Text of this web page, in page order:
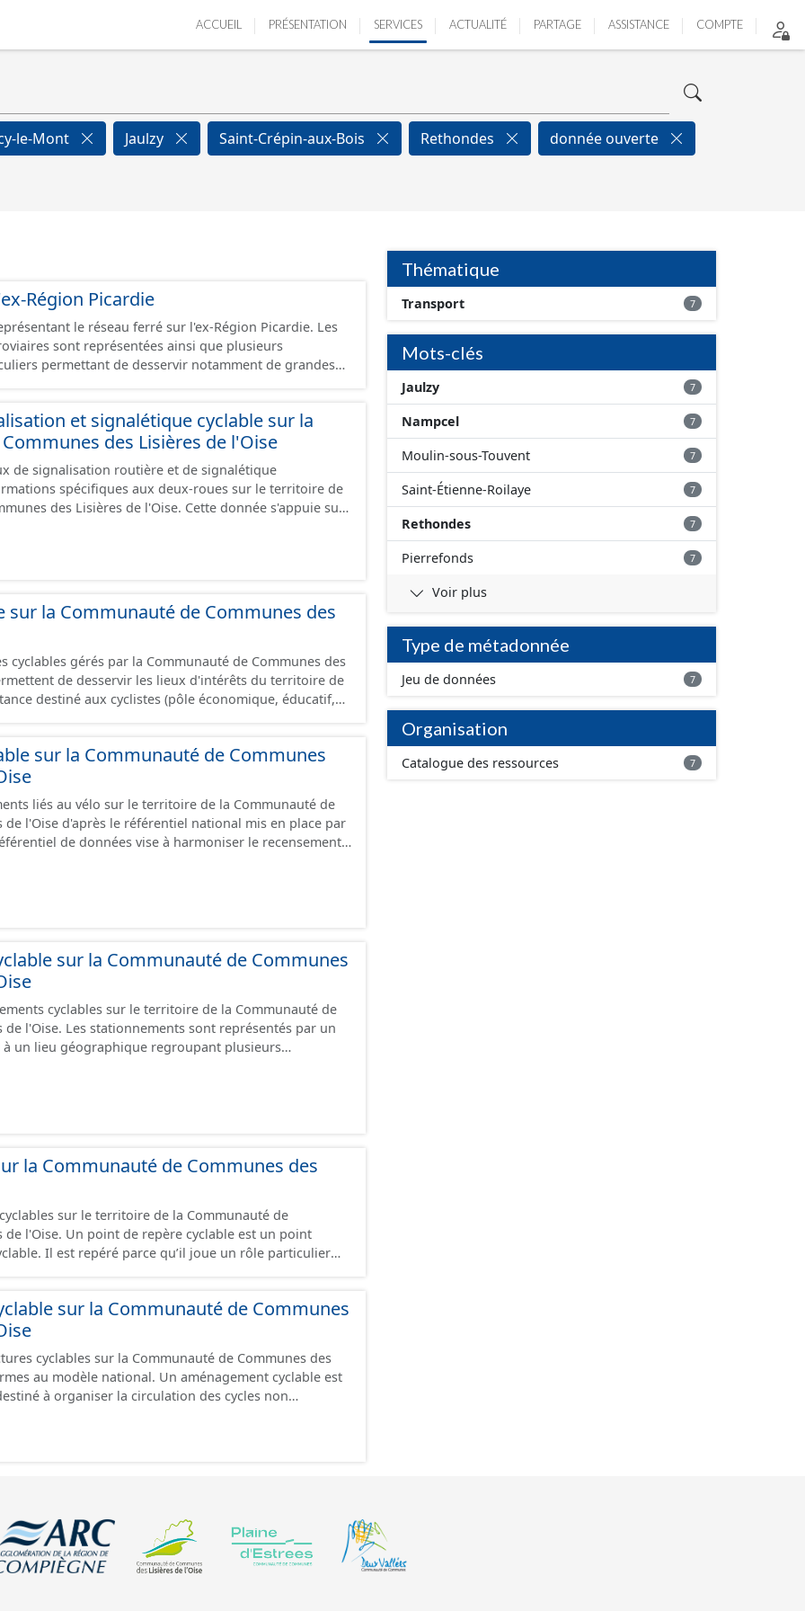
ACCUEIL PRÉSENTATION SERVICES ACTUALITÉ PARTAGE ASSISTANCE COMPTE
le-Mont Jaulzy Saint-Crépin-aux-Bois Rethondes
donnée ouverte
Région Picardie
le réseau ferré sur l'ex-Région Picardie. Les
sont représentées ainsi que plusieurs
permettant de desservir notamment de grandes
et signalétique cyclable sur la
des Lisières de l'Oise
de signalisation routière et de signalétique
spécifiques aux deux-roues sur le territoire de
de l'Oise. Cette donnée s'appuie sur
sur la Communauté de Communes des
cyclables gérés par la Communauté de Communes des
de desservir les lieux d'intérêts du territoire de
destiné aux cyclistes (pôle économique, éducatif,
30, couloir partagé avec les bus, aire piétonne,
Les itinéraires ne sont pas des
des tronçons de voies non aménagés pour
"en travaux" ou "provisoire".
sur la Communauté de Communes
liés au vélo sur le territoire de la Communauté de
de l'Oise d'après le référentiel national mis en place par
de données vise à harmoniser le recensement
le fichier à télécharger depuis cette fiche
y compris les stationnements pour répondre
ou "provisoire".
sur la Communauté de Communes
cyclables sur le territoire de la Communauté de
représentés par un
un lieu géographique regroupant plusieurs
la Communauté de Communes des
sur le territoire de la Communauté de
cyclable est un point
Il est repéré parce qu’il joue un rôle particulier
segment cyclable indiquant l’accès à un point d’intérêt
sur la Communauté de Communes
cyclables sur la Communauté de Communes des
national. Un aménagement cyclable est
à organiser la circulation des cycles non
les zones de rencontres ou encore les zones 30.
recensés dans ce jeu de données. Ce jeu de
les données avec un statut "en service", "en
Thématique
Transport 7
Mots-clés
Jaulzy 7
Nampcel 7
Moulin-sous-Touvent 7
Saint-Étienne-Roilaye 7
Rethondes 7
Pierrefonds 7
Voir plus
Type de métadonnée
Jeu de données 7
Organisation
Catalogue des ressources 7